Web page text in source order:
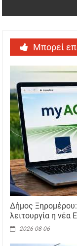
Μπορεί
Δήμος
λειτουργία η νέα
2026-08-06